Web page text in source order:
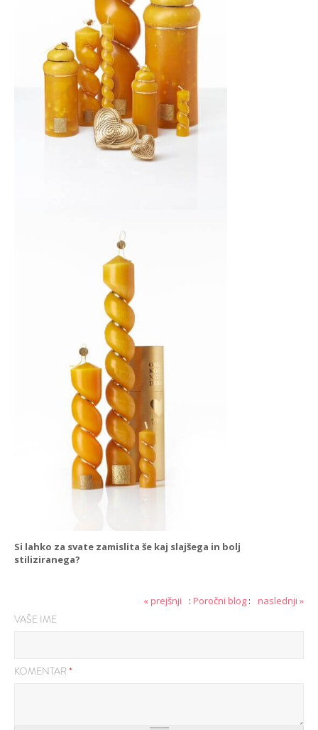
Si lahko za svate zamislita še kaj slajšega in bolj
stiliziranega?
« prejšnji : Poročni blog : naslednji »
VAŠE IME
KOMENTAR *